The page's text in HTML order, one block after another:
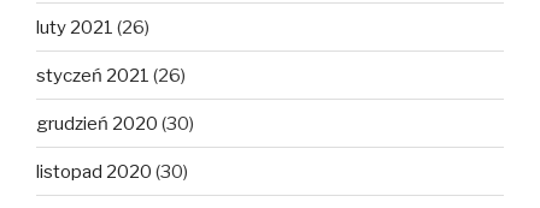
luty 2021 (26)
styczeń 2021 (26)
grudzień 2020 (30)
listopad 2020 (30)